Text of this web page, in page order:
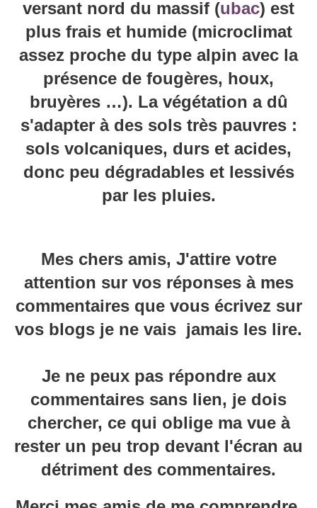
versant nord du massif (ubac) est
plus frais et humide (microclimat
assez proche du type alpin avec la
présence de fougères, houx,
bruyères …). La végétation a dû
s'adapter à des sols très pauvres :
sols volcaniques, durs et acides,
donc peu dégradables et lessivés
par les pluies.
Mes chers amis, J'attire votre
attention sur vos réponses à mes
commentaires que vous écrivez sur
vos blogs je ne vais jamais les lire.
Je ne peux pas répondre aux
commentaires sans lien, je dois
chercher, ce qui oblige ma vue à
rester un peu trop devant l'écran au
détriment des commentaires.